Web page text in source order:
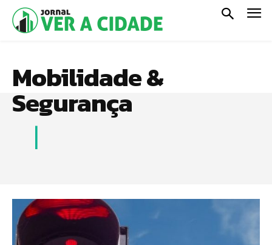
Mobilidade &
Segurança